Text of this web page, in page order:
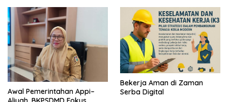
Awal Pemerintahan Appi–
Bekerja Aman di Zaman
Serba Digital